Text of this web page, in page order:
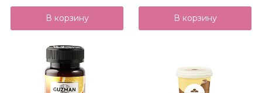
В корзину В корзину